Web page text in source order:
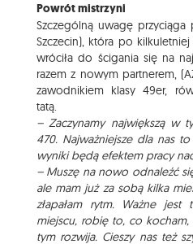
Powrót mistrzyni
Szczególną uwagę przyciąga
Szczecin), która po
wróciła do ścigania się na
razem z nowym partnerem,
zawodnikiem klasy 49er,
tatą.
– Zaczynamy największą w
470. Najważniejsze dla nas
wyniki będą efektem pracy
– Muszę na nowo odnaleźć
ale mam już za sobą kilka
złapałam rytm. Ważne
miejscu, robię to, co
tym rozwija. Cieszy nas też